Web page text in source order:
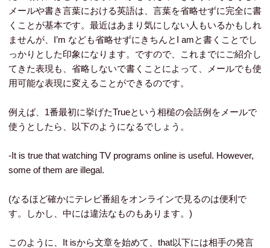
メールや書き言葉における英語は、言葉を省略せずに完全に書
くことが基本です。最近はあまり気にしない人もいるかもしれ
ませんが、I’m なども省略せずにきちんとI amと書くことでし
っかりとした印象になります。ですので、これまでにご紹介し
てきた表現も、省略しないで書くことによって、メールでも使
用可能な表現に変えることができるのです。
例えば、1番最初に挙げたTrueという相槌の会話例をメールで
使うとしたら、以下のようになるでしょう。
-It is true that watching TV programs online is useful. However,
some of them are illegal.
(なるほど確かにテレビ番組をオンラインで見るのは便利で
す。しかし、中には違法なものもあります。)
このように、It isから文章を始めて、that以下には相手の発言